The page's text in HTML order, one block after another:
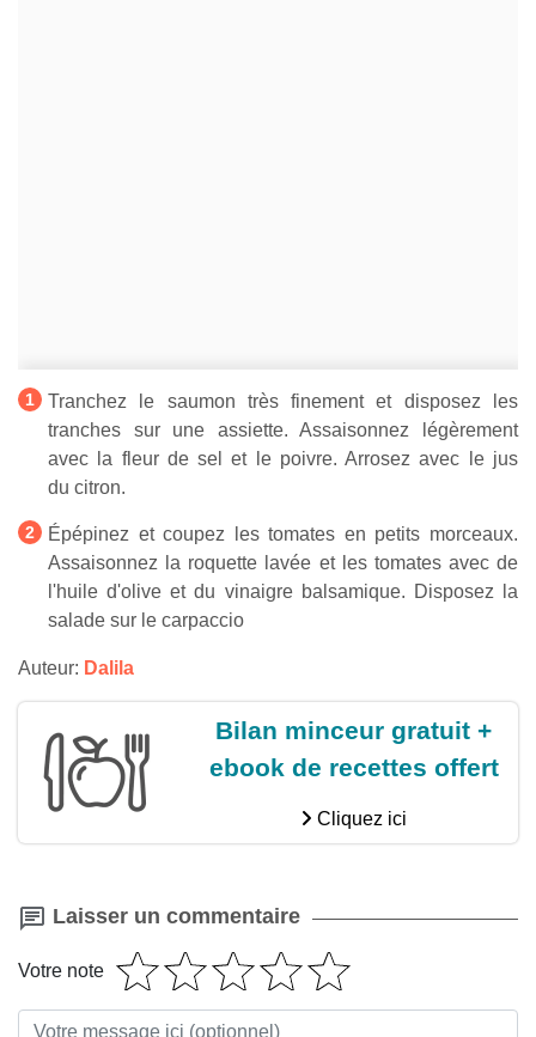
Tranchez le saumon très finement et disposez les
tranches sur une assiette. Assaisonnez légèrement
avec la fleur de sel et le poivre. Arrosez avec le jus
du citron.
Épépinez et coupez les tomates en petits morceaux.
Assaisonnez la roquette lavée et les tomates avec de
l'huile d'olive et du vinaigre balsamique. Disposez la
salade sur le carpaccio
Auteur: Dalila
Bilan minceur gratuit +
ebook de recettes offert
Cliquez ici
Laisser un commentaire
Votre note